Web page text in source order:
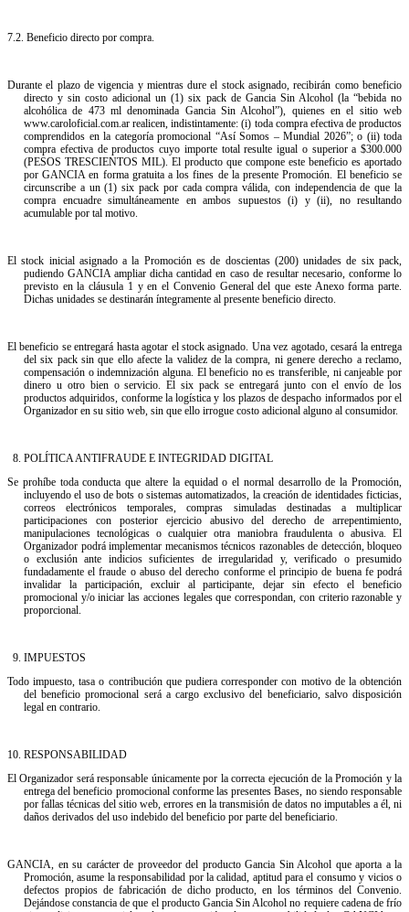
7.2. Beneficio directo por compra.
Durante el plazo de vigencia y mientras dure el stock asignado, recibirán como beneficio
directo y sin costo adicional un (1) six pack de Gancia Sin Alcohol (la “bebida no
alcohólica de 473 ml denominada Gancia Sin Alcohol”), quienes en el sitio web
www.caroloficial.com.ar realicen, indistintamente: (i) toda compra efectiva de productos
comprendidos en la categoría promocional “Así Somos – Mundial 2026”; o (ii) toda
compra efectiva de productos cuyo importe total resulte igual o superior a $300.000
(PESOS TRESCIENTOS MIL). El producto que compone este beneficio es aportado
por GANCIA en forma gratuita a los fines de la presente Promoción. El beneficio se
circunscribe a un (1) six pack por cada compra válida, con independencia de que la
compra encuadre simultáneamente en ambos supuestos (i) y (ii), no resultando
acumulable por tal motivo.
El stock inicial asignado a la Promoción es de doscientas (200) unidades de six pack,
pudiendo GANCIA ampliar dicha cantidad en caso de resultar necesario, conforme lo
previsto en la cláusula 1 y en el Convenio General del que este Anexo forma parte.
Dichas unidades se destinarán íntegramente al presente beneficio directo.
El beneficio se entregará hasta agotar el stock asignado. Una vez agotado, cesará la entrega
del six pack sin que ello afecte la validez de la compra, ni genere derecho a reclamo,
compensación o indemnización alguna. El beneficio no es transferible, ni canjeable por
dinero u otro bien o servicio. El six pack se entregará junto con el envío de los
productos adquiridos, conforme la logística y los plazos de despacho informados por el
Organizador en su sitio web, sin que ello irrogue costo adicional alguno al consumidor.
8.⁠ ⁠POLÍTICA ANTIFRAUDE E INTEGRIDAD DIGITAL
Se prohíbe toda conducta que altere la equidad o el normal desarrollo de la Promoción,
incluyendo el uso de bots o sistemas automatizados, la creación de identidades ficticias,
correos electrónicos temporales, compras simuladas destinadas a multiplicar
participaciones con posterior ejercicio abusivo del derecho de arrepentimiento,
manipulaciones tecnológicas o cualquier otra maniobra fraudulenta o abusiva. El
Organizador podrá implementar mecanismos técnicos razonables de detección, bloqueo
o exclusión ante indicios suficientes de irregularidad y, verificado o presumido
fundadamente el fraude o abuso del derecho conforme el principio de buena fe podrá
invalidar la participación, excluir al participante, dejar sin efecto el beneficio
promocional y/o iniciar las acciones legales que correspondan, con criterio razonable y
proporcional.
9.⁠ ⁠IMPUESTOS
Todo impuesto, tasa o contribución que pudiera corresponder con motivo de la obtención
del beneficio promocional será a cargo exclusivo del beneficiario, salvo disposición
legal en contrario.
10.⁠ ⁠RESPONSABILIDAD
El Organizador será responsable únicamente por la correcta ejecución de la Promoción y la
entrega del beneficio promocional conforme las presentes Bases, no siendo responsable
por fallas técnicas del sitio web, errores en la transmisión de datos no imputables a él, ni
daños derivados del uso indebido del beneficio por parte del beneficiario.
GANCIA, en su carácter de proveedor del producto Gancia Sin Alcohol que aporta a la
Promoción, asume la responsabilidad por la calidad, aptitud para el consumo y vicios o
defectos propios de fabricación de dicho producto, en los términos del Convenio.
Dejándose constancia de que el producto Gancia Sin Alcohol no requiere cadena de frío